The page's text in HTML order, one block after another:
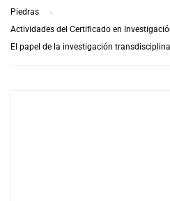
Piedras
Actividades del Certificado en
El papel de la investigación